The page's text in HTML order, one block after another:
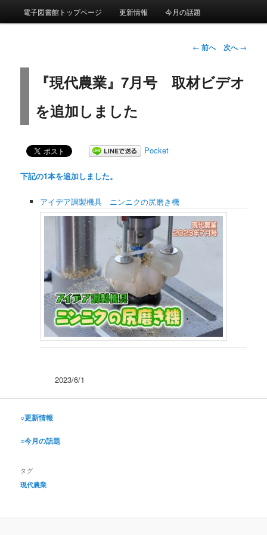
ルーラル電子図書館の更新情報
メインメニュー
メインコンテンツへ移動
サブコンテンツへ移動
電子図書館トップページ 更新情報 今月の話題
投稿ナビゲーシ
← 前へ 次へ→
『現代農業』7月号 取材ビデオ
を追加しました
Pocket
下記の1本を追加しました。
アイデア調製機具 ニンニクの尻磨き機
2023/6/1
○更新情報
○今月の話題
タグ
現代農業